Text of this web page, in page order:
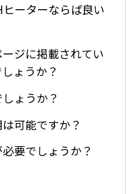
ーターならば良い
ジに掲載されてい
ょうか？
ょうか？
可能ですか？
要でしょうか？